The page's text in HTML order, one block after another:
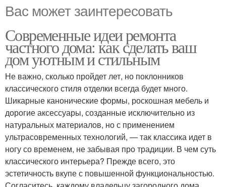
Вас может заинтересовать
Современные идеи ремонта
частного дома: как сделать ваш
дом уютным и стильным
Не важно, сколько пройдет лет, но поклонников
классического стиля отделки всегда будет много.
Шикарные канонические формы, роскошная мебель и
дорогие аксессуары, созданные исключительно из
натуральных материалов, но с применением
ультрасовременных технологий, — так классика идет в
ногу со временем, не забывая про традиции. В чем суть
классического интерьера? Прежде всего, это
эстетичность вкупе с повышенной функциональностью.